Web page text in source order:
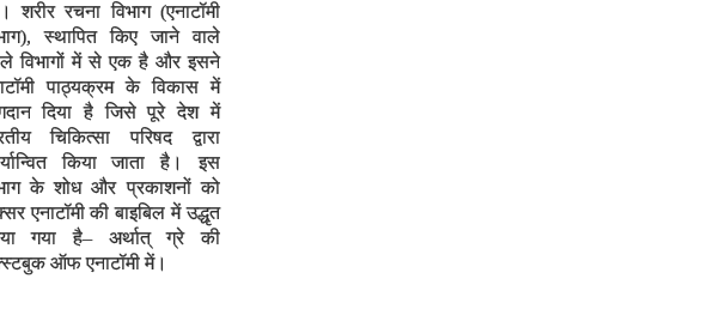
शरीर रचना विभाग (एनाटॉमी
स्थापित किए जाने वाले
विभागों में से एक है और इसने
पाठ्यक्रम के विकास में
दिया है जिसे पूरे देश में
चिकित्सा परिषद द्वारा
किया जाता है। इस
के शोध और प्रकाशनों को
एनाटॉमी की बाइबिल में उद्धृत
गया है– अर्थात् ग्रे की
ऑफ एनाटॉमी में।